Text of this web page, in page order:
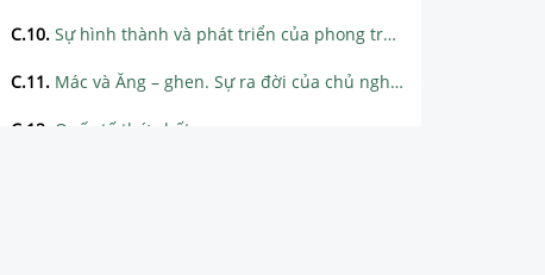
C.10. Sự hình thành và phát triển của phong trào công nhân
C.11. Mác và Ăng – ghen. Sự ra đời của chủ nghĩa xã hội khoa học
C.12 Quốc tế thứ nhất